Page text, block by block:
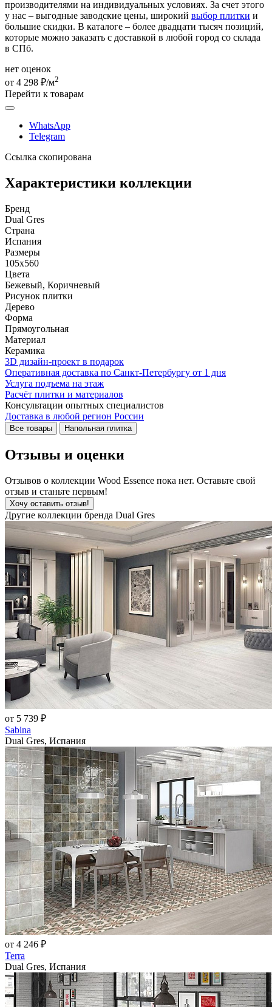
производителями на индивидуальных условиях. За счет этого
у нас – выгодные заводские цены, широкий выбор плитки и
большие скидки. В каталоге – более двадцати тысяч позиций,
которые можно заказать с доставкой в любой город со склада
в СПб.
нет оценок
от 4 298 ₽/м2
Перейти к товарам
WhatsApp
Telegram
Ссылка скопирована
Характеристики коллекции
Бренд
Dual Gres
Страна
Испания
Размеры
105x560
Цвета
Бежевый, Коричневый
Рисунок плитки
Дерево
Форма
Прямоугольная
Материал
Керамика
3D дизайн-проект в подарок
Оперативная доставка по Санкт-Петербургу от 1 дня
Услуга подъема на этаж
Расчёт плитки и материалов
Консультации опытных специалистов
Доставка в любой регион России
Все товары Напольная плитка
Отзывы и оценки
Отзывов о коллекции Wood Essence пока нет. Оставьте свой
отзыв и станьте первым!
Хочу оставить отзыв!
Другие коллекции бренда Dual Gres
от 5 739 ₽
Sabina
Dual Gres, Испания
от 4 246 ₽
Terra
Dual Gres, Испания